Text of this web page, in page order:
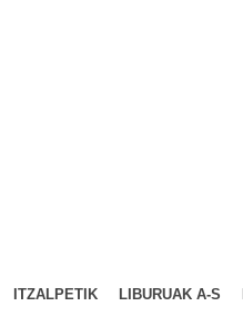
ITZALPETIK LIBURUAK A-S